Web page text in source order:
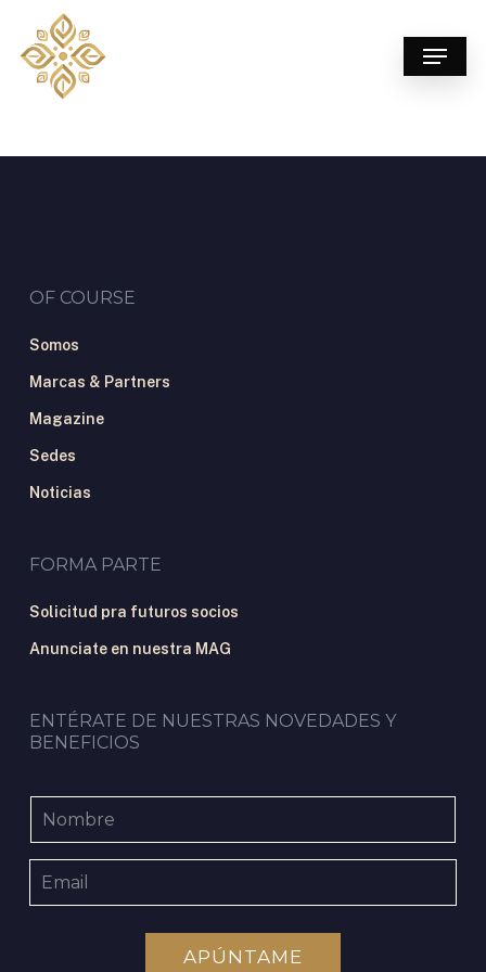
main
content
Menu
OF COURSE
Somos
Marcas & Partners
Magazine
Sedes
Noticias
FORMA PARTE
Solicitud pra futuros socios
Anunciate en nuestra MAG
ENTÉRATE DE NUESTRAS NOVEDADES Y
BENEFICIOS
APÚNTAME